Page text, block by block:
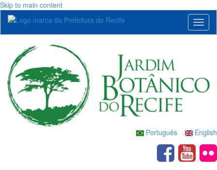
Skip to main content
English
Português